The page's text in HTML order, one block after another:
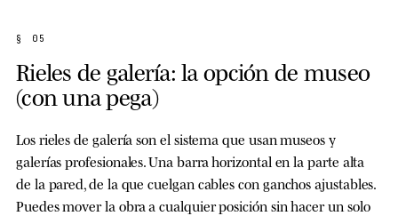
§ 05
Rieles de galería: la opción de museo
(con una pega)
Los rieles de galería son el sistema que usan museos y
galerías profesionales. Una barra horizontal en la parte alta
de la pared, de la que cuelgan cables con ganchos ajustables.
Puedes mover la obra a cualquier posición sin hacer un solo